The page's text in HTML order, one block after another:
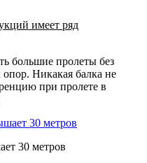
имеет ряд
большие пролеты без
Никакая балка не
при пролете в
30 метров